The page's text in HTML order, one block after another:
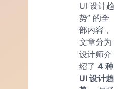
UI 设计趋
势” 的全
部内容，
文章分为
设计师介
绍了 4 种
UI 设计趋